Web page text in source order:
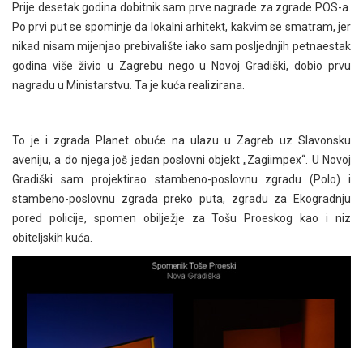
Prije desetak godina dobitnik sam prve nagrade za zgrade POS-a.
Po prvi put se spominje da lokalni arhitekt, kakvim se smatram, jer
nikad nisam mijenjao prebivalište iako sam posljednjih petnaestak
godina više živio u Zagrebu nego u Novoj Gradiški, dobio prvu
nagradu u Ministarstvu. Ta je kuća realizirana.
To je i zgrada Planet obuće na ulazu u Zagreb uz Slavonsku
aveniju, a do njega još jedan poslovni objekt „Zagiimpex“. U Novoj
Gradiški sam projektirao stambeno-poslovnu zgradu (Polo) i
stambeno-poslovnu zgrada preko puta, zgradu za Ekogradnju
pored policije, spomen obilježje za Tošu Proeskog kao i niz
obiteljskih kuća.